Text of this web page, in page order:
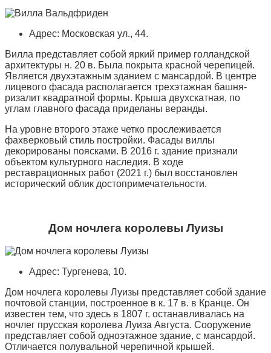
Адрес: Московская ул., 44.
Вилла представляет собой яркий пример голландской
архитектуры н. 20 в. Была покрыта красной черепицей.
Является двухэтажным зданием с мансардой. В центре
лицевого фасада располагается трехэтажная башня-
ризалит квадратной формы. Крыша двухскатная, по
углам главного фасада приделаны веранды.
На уровне второго этаже четко прослеживается
фахверковый стиль постройки. Фасады виллы
декорированы поясками. В 2016 г. здание признали
объектом культурного наследия. В ходе
реставрационных работ (2021 г.) был восстановлен
исторический облик достопримечательности.
Дом ночлега королевы Луизы
Адрес: Тургенева, 10.
Дом ночлега королевы Луизы представляет собой здание
почтовой станции, построенное в к. 17 в. в Кранце. Он
известен тем, что здесь в 1807 г. останавливалась на
ночлег прусская королева Луиза Августа. Сооружение
представляет собой одноэтажное здание, с мансардой.
Отличается полувальной черепичной крышей.